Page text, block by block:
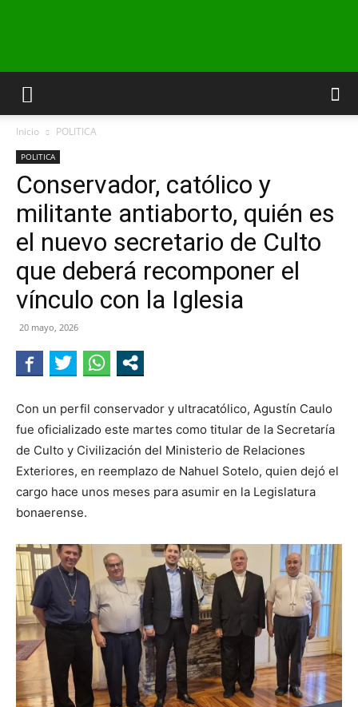
INFO24
NEGRO
Inicio POLITICA
POLITICA
Conservador, católico y
militante antiaborto, quién es
el nuevo secretario de Culto
que deberá recomponer el
vínculo con la Iglesia
20 mayo, 2026
Con un perfil conservador y ultracatólico, Agustín Caulo
fue oficializado este martes como titular de la Secretaría
de Culto y Civilización del Ministerio de Relaciones
Exteriores, en reemplazo de Nahuel Sotelo, quien dejó el
cargo hace unos meses para asumir en la Legislatura
bonaerense.